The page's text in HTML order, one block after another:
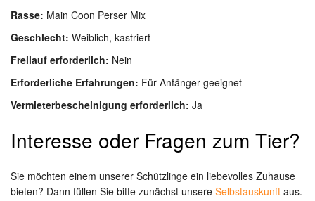
Rasse: Main Coon Perser Mix
Geschlecht: Weiblich, kastriert
Freilauf erforderlich: Nein
Erforderliche Erfahrungen: Für Anfänger geeignet
Vermieterbescheinigung erforderlich: Ja
Interesse oder Fragen zum Tier?
Sie möchten einem unserer Schützlinge ein liebevolles Zuhause
bieten? Dann füllen Sie bitte zunächst unsere Selbstauskunft aus.